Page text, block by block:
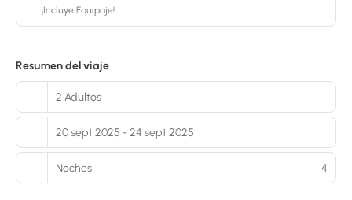
¡Incluye Equipaje!
Resumen del viaje
2 Adultos
20 sept 2025 - 24 sept 2025
Noches 4